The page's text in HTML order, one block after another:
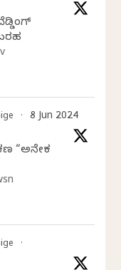
· 8 Jun 2024
“ಅನೇಕ
·